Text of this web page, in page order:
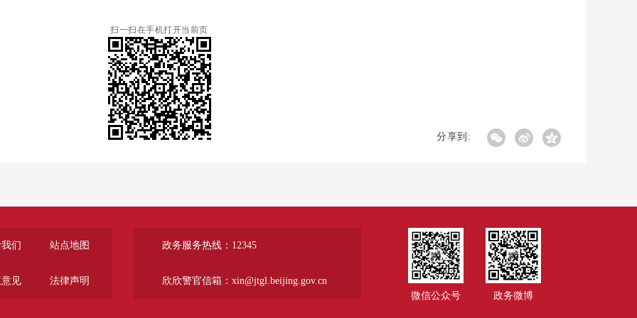
扫一扫在手机打开当前页
分享到:
们 站点地图
见 法律声明
政务服务热线：12345
欣欣警官信箱：xin@jtgl.beijing.gov.cn
微信公众号
政务微博